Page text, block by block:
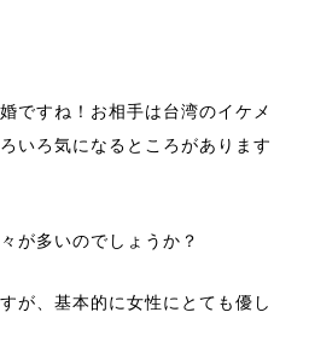
ですね！お相手は台湾のイケメ
いろ気になるところがあります
が多いのでしょうか？
が、基本的に女性にとても優し